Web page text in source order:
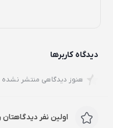
فلش مموری ویکومن ، این
دیدگاه کاربرها
هنوز دیدگاهی منتشر نشده
اولین نفر دیدگاهتان